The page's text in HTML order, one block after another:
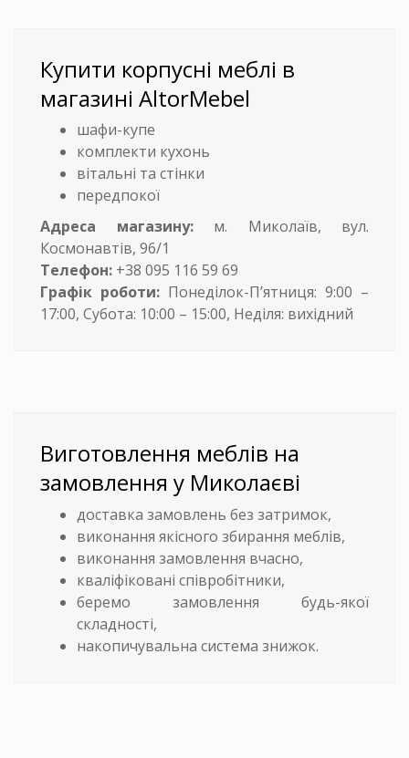
Купити корпусні меблі в
магазині AltorMebel
шафи-купе
комплекти кухонь
вітальні та стінки
передпокої
Адреса магазину:м. Миколаїв, вул.
Космонавтів, 96/1
Телефон: +38 095 116 59 69
Графік роботи: Понеділок-П’ятниця: 9:00 –
17:00, Субота: 10:00 – 15:00, Неділя: вихідний
Виготовлення меблів на
замовлення у Миколаєві
доставка замовлень без затримок,
виконання якісного збирання меблів,
виконання замовлення вчасно,
кваліфіковані співробітники,
беремо замовлення будь-якої
складності,
накопичувальна система знижок.